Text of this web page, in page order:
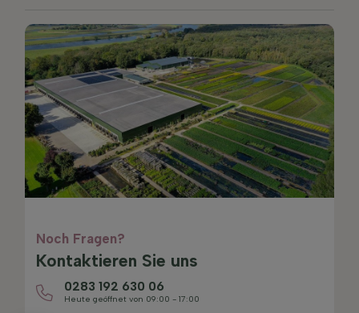
Noch Fragen?
Kontaktieren Sie uns
0283 192 630 06
Heute geöffnet von 09:00 - 17:00